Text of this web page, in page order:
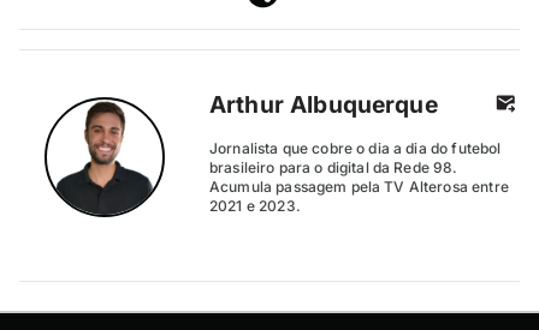
Arthur Albuquerque
Jornalista que cobre o dia a dia do futebol
brasileiro para o digital da Rede 98.
Acumula passagem pela TV Alterosa entre
2021 e 2023.